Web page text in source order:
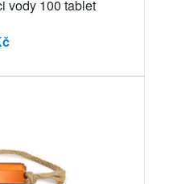
vody 100 tablet